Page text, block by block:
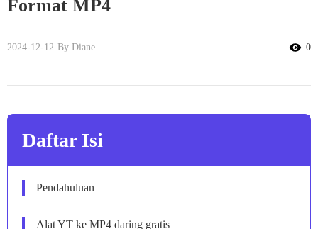
Format MP4
2024-12-12 By Diane 0
Daftar Isi
Pendahuluan
Alat YT ke MP4 daring gratis